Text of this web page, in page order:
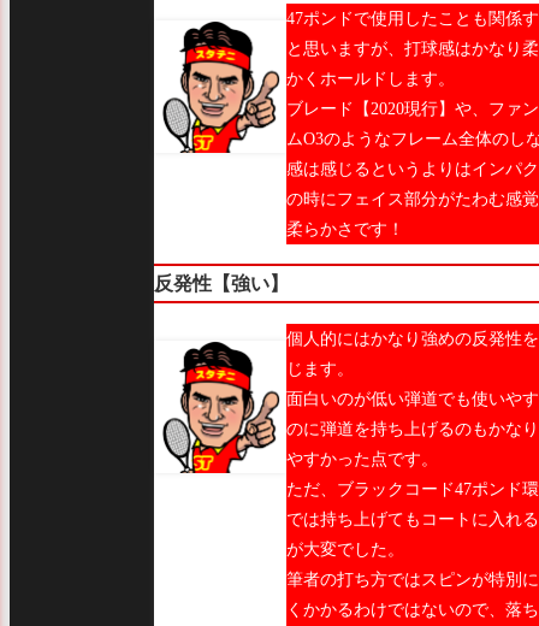
47ポンドで使用したことも関係
と思いますが、打球感はかなり
かくホールドします。
ブレード【2020現行】や、ファ
ムO3のようなフレーム全体のし
感は感じるというよりはインパ
の時にフェイス部分がたわむ感
柔らかさです！
反発性【強い】
個人的にはかなり強めの反発性
じます。
面白いのが低い弾道でも使いや
のに弾道を持ち上げるのもかな
やすかった点です。
ただ、ブラックコード47ポンド
では持ち上げてもコートに入れ
が大変でした。
筆者の打ち方ではスピンが特別
くかかるわけではないので、落